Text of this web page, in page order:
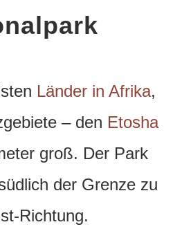
Länder in Afrika,
– den Etosha
groß. Der Park
der Grenze zu
Richtung.